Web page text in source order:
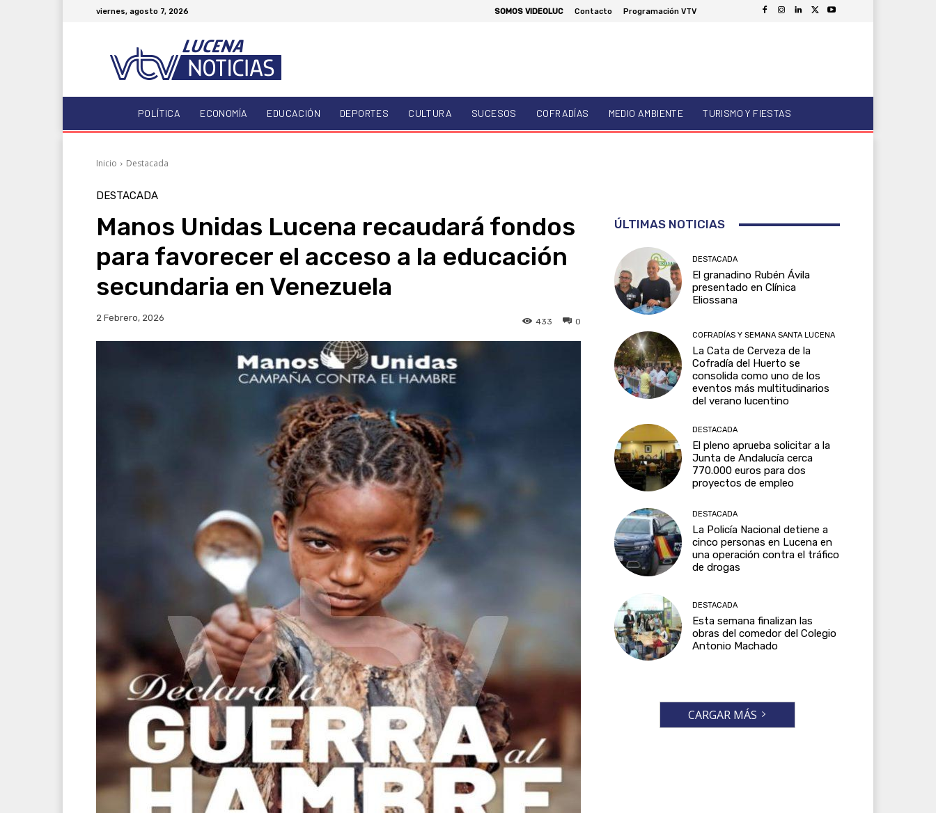
viernes, agosto 7, 2026 SOMOS VIDEOLUC Contacto Programación VTV
POLÍTICA ECONOMÍA EDUCACIÓN DEPORTES CULTURA SUCESOS COFRADÍAS MEDIO AMBIENTE TURISMO Y FIESTAS
Inicio Destacada
DESTACADA
Manos Unidas Lucena recaudará fondos
para favorecer el acceso a la educación
secundaria en Venezuela
2 Febrero, 2026 0
433
ÚLTIMAS NOTICIAS
DESTACADA
El granadino Rubén Ávila
presentado en Clínica
Eliossana
COFRADÍAS Y SEMANA SANTA LUCENA
La Cata de Cerveza de la
Cofradía del Huerto se
consolida como uno de los
eventos más multitudinarios
del verano lucentino
DESTACADA
El pleno aprueba solicitar a la
Junta de Andalucía cerca
770.000 euros para dos
proyectos de empleo
DESTACADA
La Policía Nacional detiene a
cinco personas en Lucena en
una operación contra el tráfico
de drogas
DESTACADA
Esta semana finalizan las
obras del comedor del Colegio
Antonio Machado
CARGAR MÁS